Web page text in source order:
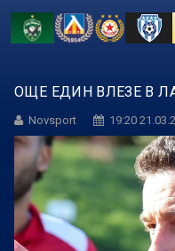
ОЩЕ ЕДИН ВЛЕЗЕ В
Novsport 19:20